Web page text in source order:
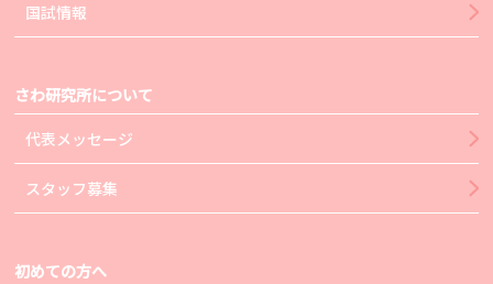
国試情報
さわ研究所について
代表メッセージ
スタッフ募集
初めての方へ